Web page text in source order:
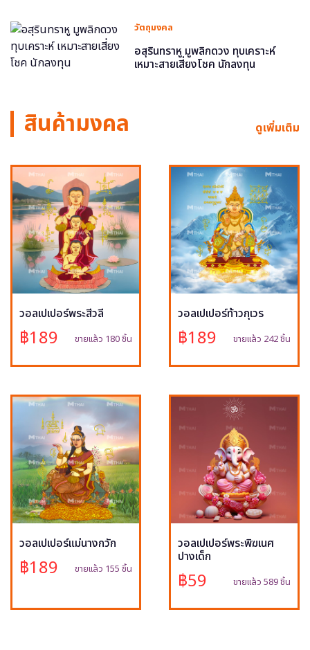
วัตถุมงคล
อสุรินทราหู มูพลิกดวง ทุบเคราะห์
เหมาะสายเสี่ยงโชค นักลงทุน
สินค้ามงคล ดูเพิ่มเติม
วอลเปเปอร์พระสีวลี
฿189 ขายแล้ว 180 ชิ้น
วอลเปเปอร์ท้าวกุเวร
฿189 ขายแล้ว 242 ชิ้น
วอลเปเปอร์แม่นางกวัก
฿189 ขายแล้ว 155 ชิ้น
วอลเปเปอร์พระพิฆเนศ
ปางเด็ก
฿59 ขายแล้ว 589 ชิ้น